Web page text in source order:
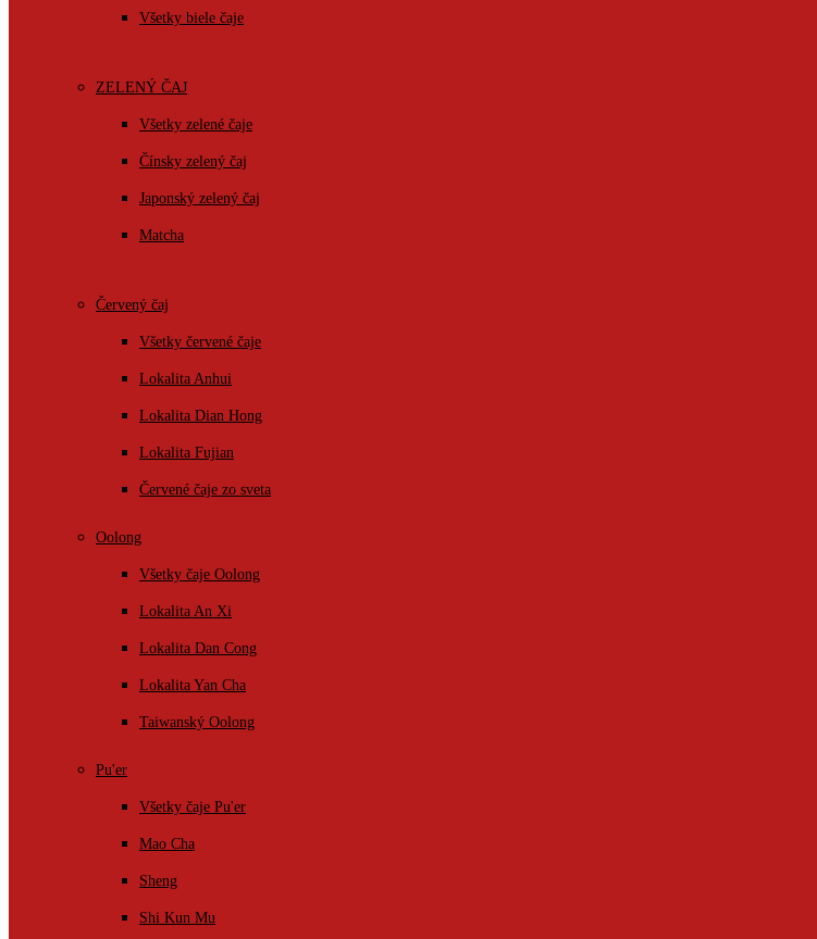
Všetky biele čaje
ZELENÝ ČAJ
Všetky zelené čaje
Čínsky zelený čaj
Japonský zelený čaj
Matcha
Červený čaj
Všetky červené čaje
Lokalita Anhui
Lokalita Dian Hong
Lokalita Fujian
Červené čaje zo sveta
Oolong
Všetky čaje Oolong
Lokalita An Xi
Lokalita Dan Cong
Lokalita Yan Cha
Taiwanský Oolong
Pu'er
Všetky čaje Pu'er
Mao Cha
Sheng
Shi Kun Mu